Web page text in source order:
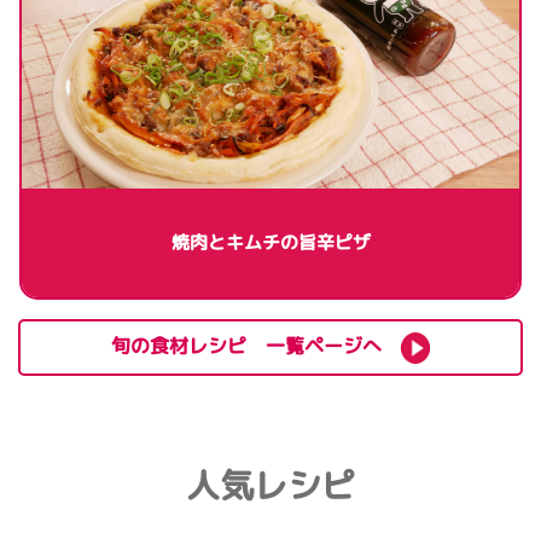
焼肉とキムチの旨辛ピザ
旬の食材レシピ 一覧ページへ
人気レシピ